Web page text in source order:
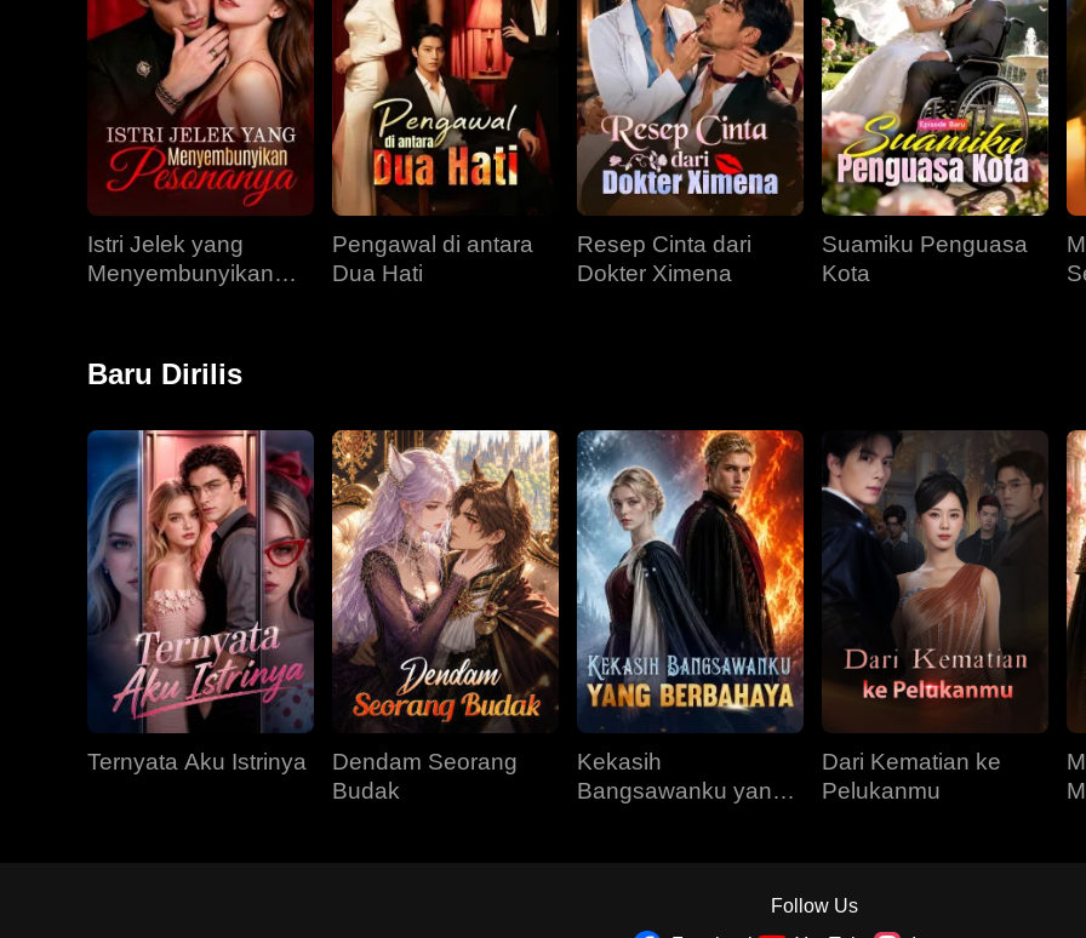
Istri Jelek yang
Menyembunyikan
Pengawal di antara
Dua Hati
Resep Cinta dari
Dokter Ximena
Suamiku Penguasa
Kota
Baru Dirilis
Ternyata Aku Istrinya
Dendam Seorang
Budak
Kekasih
Bangsawanku yang
Dari Kematian ke
Pelukanmu
Follow Us